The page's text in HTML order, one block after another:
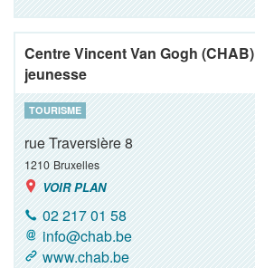
Centre Vincent Van Gogh
jeunesse
TOURISME
rue Traversière 8
1210 Bruxelles
VOIR PLAN
02 217 01 58
info@chab.be
www.chab.be